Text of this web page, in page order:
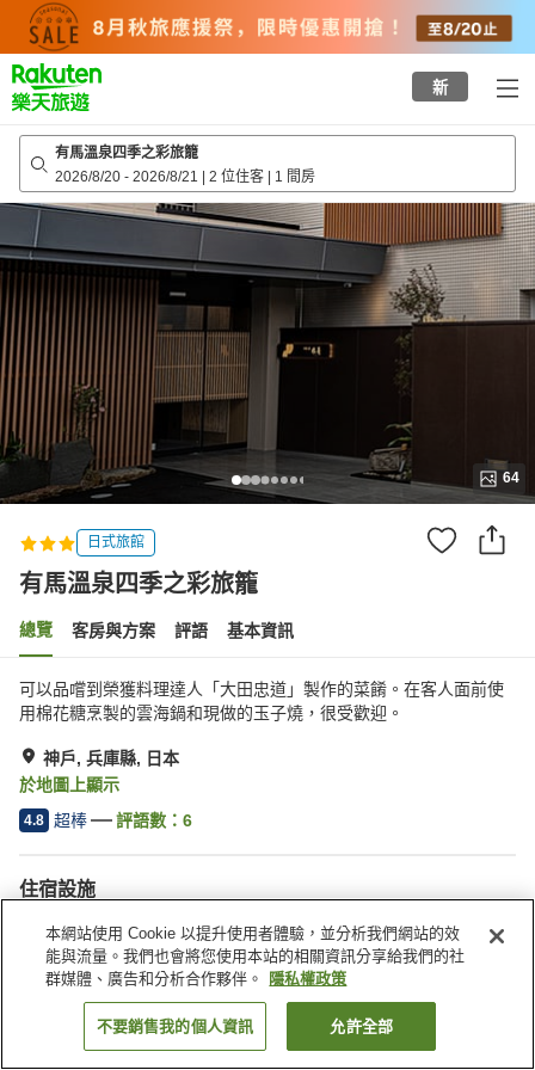
top
page
新
有馬溫泉四季之彩旅籠
2026/8/20 - 2026/8/21 | 2 位住客 | 1 間房
64
日式旅館
有馬溫泉四季之彩旅籠
總覽 客房與方案 評語 基本資訊
可以品嚐到榮獲料理達人「大田忠道」製作的菜餚。在客人面前使
用棉花糖烹製的雲海鍋和現做的玉子燒，很受歡迎。
神戶, 兵庫縣, 日本
於地圖上顯示
4.8 超棒 評語數： 6
住宿設施
無線網路
私人餐廳
免費停車
日式餐廳
找客房
本網站使用 Cookie 以提升使用者體驗，並分析我們網站的效
能與流量。我們也會將您使用本站的相關資訊分享給我們的社
群媒體、廣告和分析合作夥伴。
隱私權政策
不要銷售我的個人資訊 允許全部